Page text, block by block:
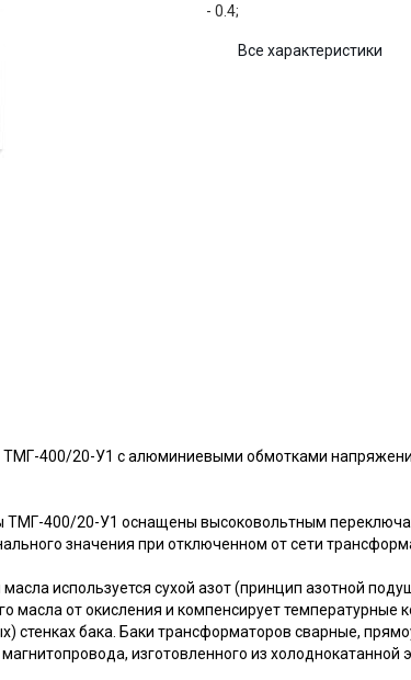
- 0.4;
Все характеристики
400/20-У1 с алюминиевыми обмотками
400/20-У1 оснащены высоковольтным
значения при отключенном от сети
используется сухой азот (принцип азотной
масла от окисления и компенсирует
бака. Баки трансформаторов сварные,
изготовленного из холоднокатанной